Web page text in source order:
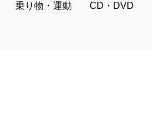
乗り物・運動 CD・DVD